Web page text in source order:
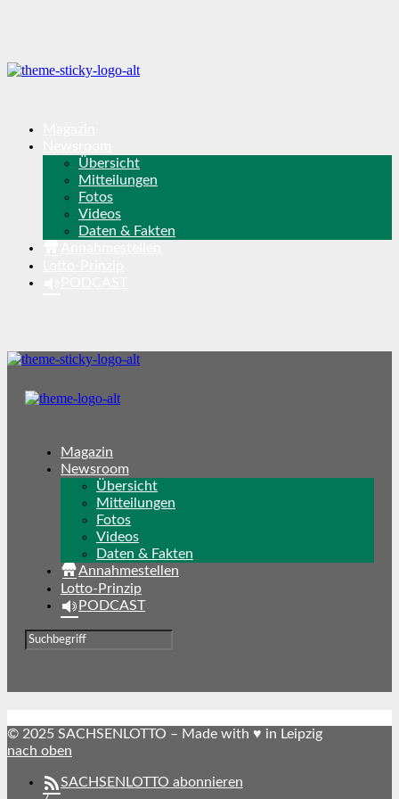
Übersicht
Mitteilungen
Fotos
Videos
Daten & Fakten
Magazin
Newsroom
Übersicht
Mitteilungen
Fotos
Videos
Daten & Fakten
Annahmestellen
Lotto-Prinzip
PODCAST
© 2025 SACHSENLOTTO – Made with ♥ in Leipzig
nach oben
SACHSENLOTTO abonnieren